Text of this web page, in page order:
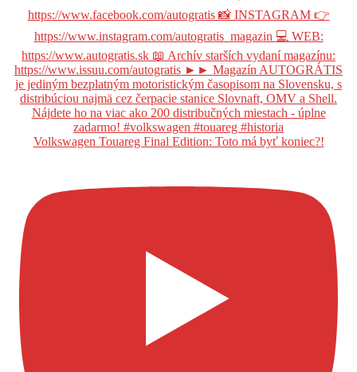
Volkswagen Touareg Final Edition: Toto má byť koniec?!